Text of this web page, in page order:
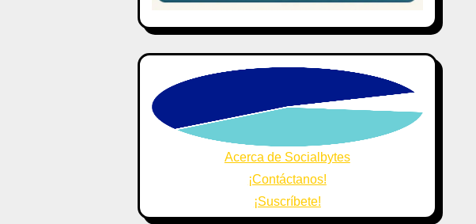
Acerca de Socialbytes
¡Contáctanos!
¡Suscríbete!